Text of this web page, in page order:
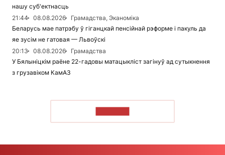
нашу суб'ектнасць
21:44
08.08.2026
Грамадства, Эканоміка
Беларусь мае патрэбу ў гіганцкай пенсійнай рэформе і пакуль да
яе зусім не гатовая — Львоўскі
20:13
08.08.2026
Грамадства
У Бялыніцкім раёне 22-гадовы матацыкліст загінуў ад сутыкнення
з грузавіком КамАЗ